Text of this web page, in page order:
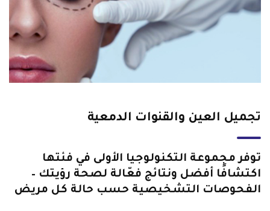
تجميل العين والقنوات الدمعية
توفر مجموعة التكنولوجيا الأولى في فئتها
اكتشافًا أفضل ونتائج فعّالة لصحة رؤيتك –
الفحوصات التشخيصية حسب حالة كل مريض